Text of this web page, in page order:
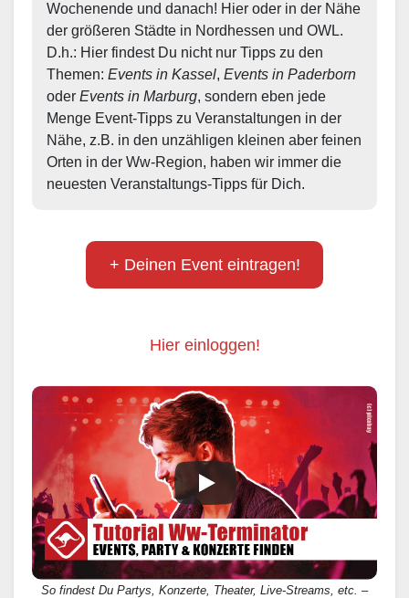
Wochenende und danach! Hier oder in der Nähe
der größeren Städte in Nordhessen und OWL.
D.h.: Hier findest Du nicht nur Tipps zu den
Themen: Events in Kassel, Events in Paderborn
oder Events in Marburg, sondern eben jede
Menge Event-Tipps zu Veranstaltungen in der
Nähe, z.B. in den unzähligen kleinen aber feinen
Orten in der Ww-Region, haben wir immer die
neuesten Veranstaltungs-Tipps für Dich.
+ Deinen Event eintragen!
Hier einloggen!
So findest Du Partys, Konzerte, Theater, Live-Streams, etc. –